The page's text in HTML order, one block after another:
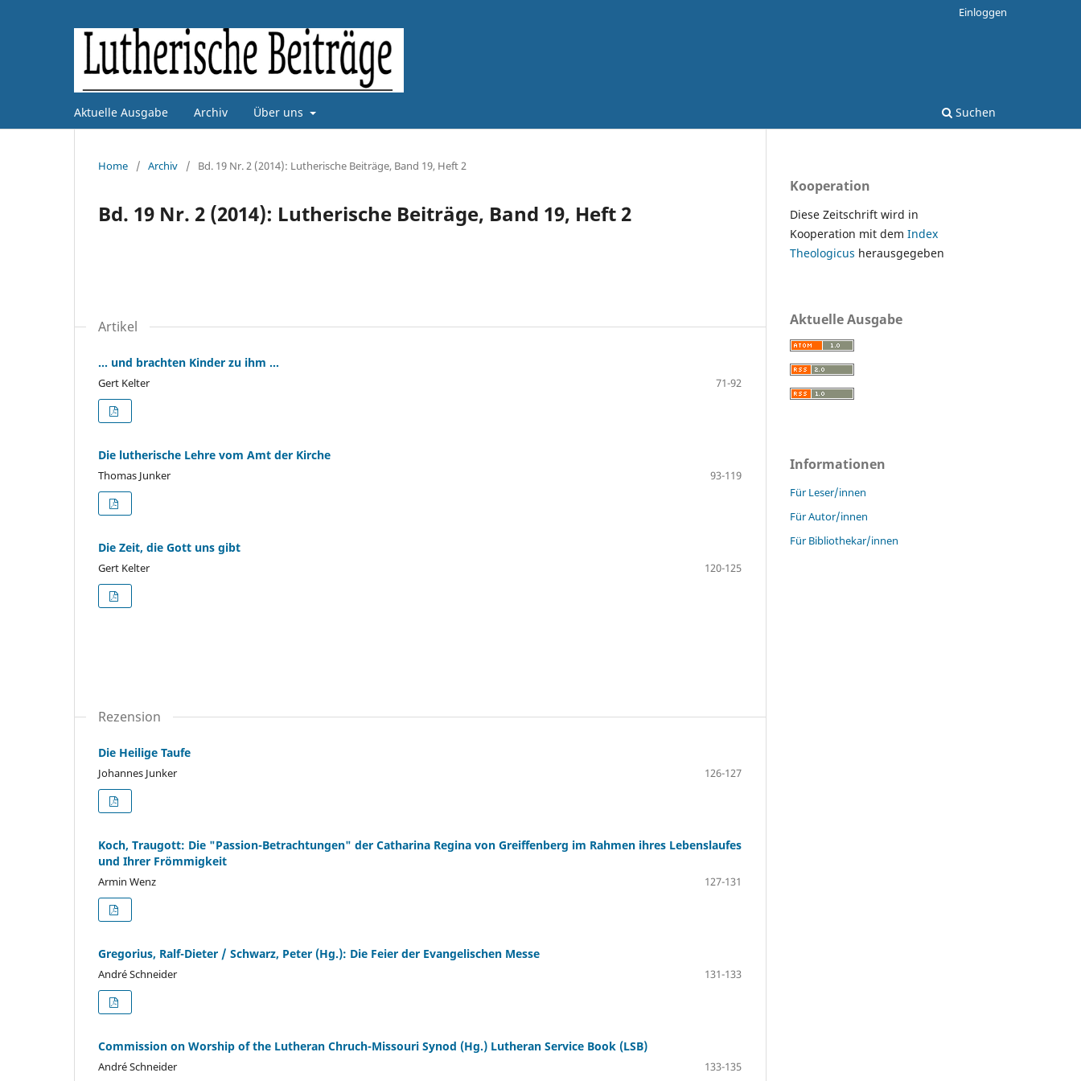
Aktuelle Ausgabe Archiv Über uns Suchen
Einloggen
Home / Archiv / Bd. 19 Nr. 2 (2014): Lutherische Beiträge, Band 19, Heft 2
Bd. 19 Nr. 2 (2014): Lutherische Beiträge, Band 19, Heft 2
Artikel
… und brachten Kinder zu ihm …
Gert Kelter 71-92
Die lutherische Lehre vom Amt der Kirche
Thomas Junker 93-119
Die Zeit, die Gott uns gibt
Gert Kelter 120-125
Rezension
Die Heilige Taufe
Johannes Junker 126-127
Koch, Traugott: Die "Passion-Betrachtungen" der Catharina Regina von Greiffenberg im Rahmen ihres Lebenslaufes
und Ihrer Frömmigkeit
Armin Wenz 127-131
Gregorius, Ralf-Dieter / Schwarz, Peter (Hg.): Die Feier der Evangelischen Messe
André Schneider 131-133
Commission on Worship of the Lutheran Chruch-Missouri Synod (Hg.) Lutheran Service Book (LSB)
André Schneider 133-135
Kooperation
Diese Zeitschrift wird in
Kooperation mit dem Index
Theologicus herausgegeben
Aktuelle Ausgabe
Informationen
Für Leser/innen
Für Autor/innen
Für Bibliothekar/innen